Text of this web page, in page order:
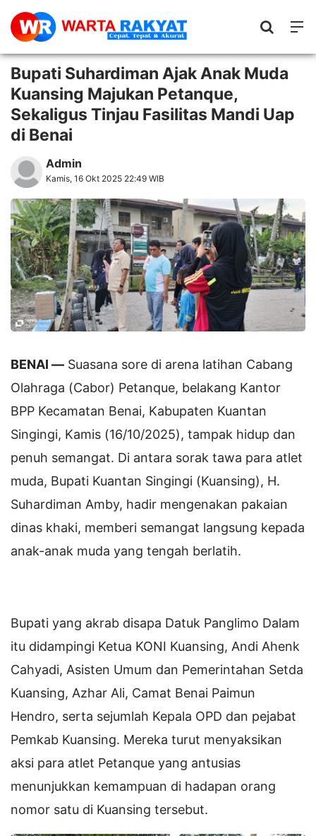
Bupati Suhardiman Ajak Anak Muda
Kuansing Majukan Petanque,
Sekaligus Tinjau Fasilitas Mandi Uap
di Benai
Admin
Kamis, 16 Okt 2025 22:49 WIB
BENAI — Suasana sore di arena latihan Cabang
Olahraga (Cabor) Petanque, belakang Kantor
BPP Kecamatan Benai, Kabupaten Kuantan
Singingi, Kamis (16/10/2025), tampak hidup dan
penuh semangat. Di antara sorak tawa para atlet
muda, Bupati Kuantan Singingi (Kuansing), H.
Suhardiman Amby, hadir mengenakan pakaian
dinas khaki, memberi semangat langsung kepada
anak-anak muda yang tengah berlatih.
Bupati yang akrab disapa Datuk Panglimo Dalam
itu didampingi Ketua KONI Kuansing, Andi Ahenk
Cahyadi, Asisten Umum dan Pemerintahan Setda
Kuansing, Azhar Ali, Camat Benai Paimun
Hendro, serta sejumlah Kepala OPD dan pejabat
Pemkab Kuansing. Mereka turut menyaksikan
aksi para atlet Petanque yang antusias
menunjukkan kemampuan di hadapan orang
nomor satu di Kuansing tersebut.